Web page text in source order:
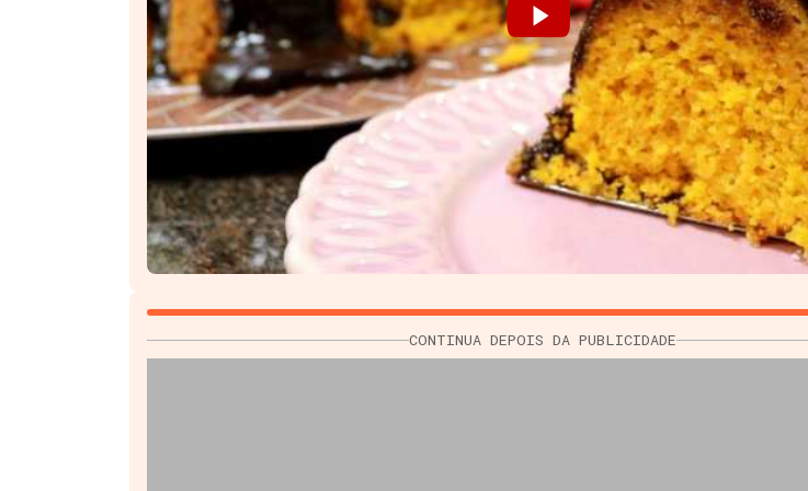
CONTINUA DEPOIS DA PUBLICIDADE